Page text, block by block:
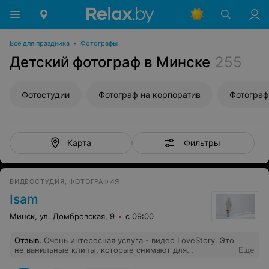
Все для праздника • Фотографы
Детский фотограф в Минске 255
Фотостудии Фотограф на корпоратив
Карта Фильтры
ВИДЕОСТУДИЯ, ФОТОГРАФИЯ
Isam
Минск, ул. Домбровская, 9 с 09:00
Отзыв. Очень интересная услуга - видео LoveStory. Это
не ванильные клипы, которые снимают для
Еще